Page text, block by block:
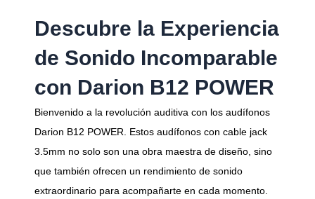
Descubre la Experiencia
de Sonido Incomparable
con Darion B12 POWER
Bienvenido a la revolución auditiva con los audífonos
Darion B12 POWER. Estos audífonos con cable jack
3.5mm no solo son una obra maestra de diseño, sino
que también ofrecen un rendimiento de sonido
extraordinario para acompañarte en cada momento.